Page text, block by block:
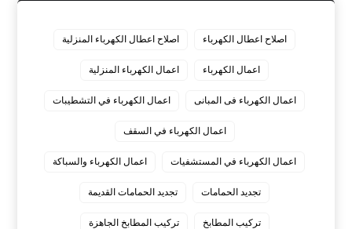
اصلاح اعطال الكهرباء اصلاح اعطال الكهرباء المنزلية
اعمال الكهرباء اعمال الكهرباء المنزلية
اعمال الكهرباء فى المبانى اعمال الكهرباء في التشطيبات
اعمال الكهرباء في السقف
اعمال الكهرباء في المستشفيات اعمال الكهرباء والسباكة
تجديد الحمامات تجديد الحمامات القديمة
تركيب المطابخ تركيب المطابخ الجاهزة